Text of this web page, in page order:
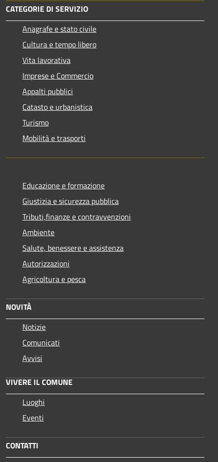
CATEGORIE DI SERVIZIO
Anagrafe e stato civile
Cultura e tempo libero
Vita lavorativa
Imprese e Commercio
Appalti pubblici
Catasto e urbanistica
Turismo
Mobilità e trasporti
Educazione e formazione
Giustizia e sicurezza pubblica
Tributi,finanze e contravvenzioni
Ambiente
Salute, benessere e assistenza
Autorizzazioni
Agricoltura e pesca
NOVITÀ
Notizie
Comunicati
Avvisi
VIVERE IL COMUNE
Luoghi
Eventi
CONTATTI